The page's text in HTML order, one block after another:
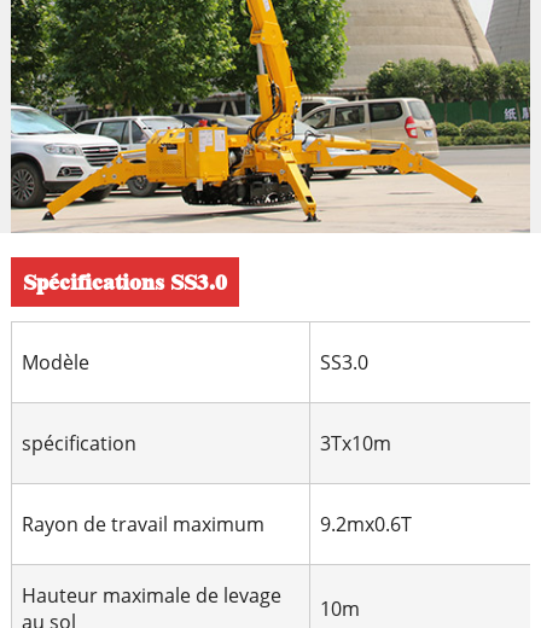
Spécifications SS3.0
Modèle SS3.0
spécification 3Tx10m
Rayon de travail maximum 9.2mx0.6T
Hauteur maximale de levage
au sol
10m